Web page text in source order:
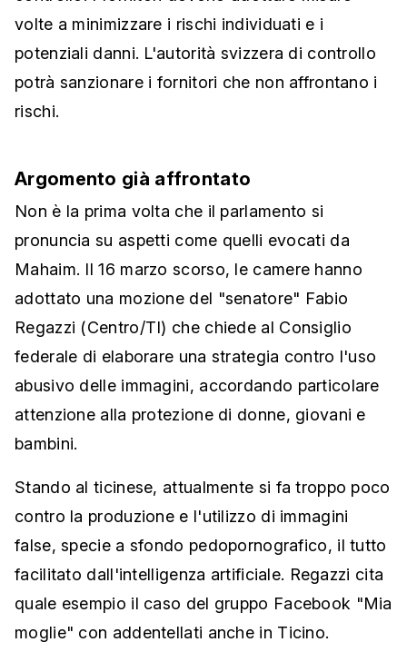
volte a minimizzare i rischi individuati e i
potenziali danni. L'autorità svizzera di controllo
potrà sanzionare i fornitori che non affrontano i
rischi.
Argomento già affrontato
Non è la prima volta che il parlamento si
pronuncia su aspetti come quelli evocati da
Mahaim. Il 16 marzo scorso, le camere hanno
adottato una mozione del "senatore" Fabio
Regazzi (Centro/TI) che chiede al Consiglio
federale di elaborare una strategia contro l'uso
abusivo delle immagini, accordando particolare
attenzione alla protezione di donne, giovani e
bambini.
Stando al ticinese, attualmente si fa troppo poco
contro la produzione e l'utilizzo di immagini
false, specie a sfondo pedopornografico, il tutto
facilitato dall'intelligenza artificiale. Regazzi cita
quale esempio il caso del gruppo Facebook "Mia
moglie" con addentellati anche in Ticino.